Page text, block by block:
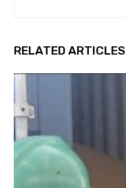
RELATED ARTICLES